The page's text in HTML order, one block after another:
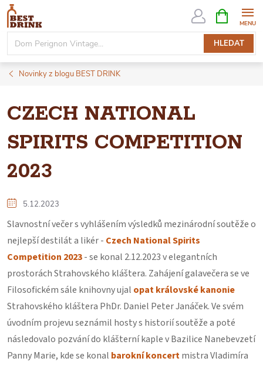
Přejít
obsah
HLEDAT
NÁKUPNÍ
KOŠÍK
Novinky z blogu BEST DRINK
CZECH NATIONAL
SPIRITS COMPETITION
2023
5.12.2023
Slavnostní večer s vyhlášením výsledků mezinárodní soutěže o
nejlepší destilát a likér - Czech National Spirits
Competition 2023- se konal 2.12.2023 v elegantních
prostorách Strahovského kláštera. Zahájení galavečera se ve
Filosofickém sále knihovny ujal opat královské kanonie
Strahovského kláštera PhDr. Daniel Peter Janáček. Ve svém
úvodním projevu seznámil hosty s historií soutěže a poté
následovalo pozvání do klášterní kaple v Bazilice Nanebevzetí
Panny Marie, kde se konal barokní koncertmistra Vladimíra